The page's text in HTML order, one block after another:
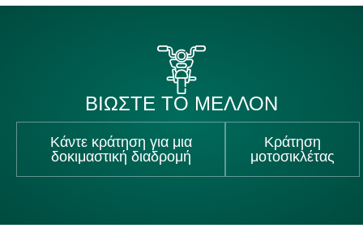
ΒΙΩΣΤΕ ΤΟ ΜΕΛΛΟΝ
Κάντε κράτηση για μια
δοκιμαστική διαδρομή
Κράτηση
μοτοσικλέτας